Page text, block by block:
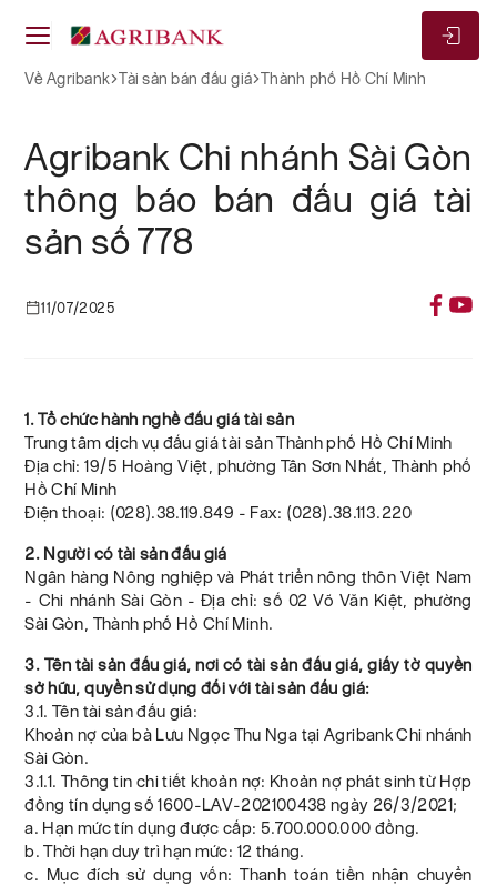
Về Agribank Tài sản bán đấu giá Thành phố Hồ Chí Minh
Agribank Chi nhánh Sài Gòn
thông báo bán đấu giá tài
sản số 778
11/07/2025
1. Tổ chức hành nghề đấu giá tài sản
Trung tâm dịch vụ đấu giá tài sản Thành phố Hồ Chí Minh
Địa chỉ: 19/5 Hoàng Việt, phường Tân Sơn Nhất, Thành phố
Hồ Chí Minh
Điện thoại: (028).38.119.849 - Fax: (028).38.113.220
2. Người có tài sản đấu giá
Ngân hàng Nông nghiệp và Phát triển nông thôn Việt Nam
- Chi nhánh Sài Gòn - Địa chỉ: số 02 Võ Văn Kiệt, phường
Sài Gòn, Thành phố Hồ Chí Minh.
3. Tên tài sản đấu giá, nơi có tài sản đấu giá, giấy tờ quyền
sở hữu, quyền sử dụng đối với tài sản đấu giá:
3.1. Tên tài sản đấu giá:
Khoản nợ của bà Lưu Ngọc Thu Nga tại Agribank Chi nhánh
Sài Gòn.
3.1.1. Thông tin chi tiết khoản nợ: Khoản nợ phát sinh từ Hợp
đồng tín dụng số 1600-LAV-202100438 ngày 26/3/2021;
a. Hạn mức tín dụng được cấp: 5.700.000.000 đồng.
b. Thời hạn duy trì hạn mức: 12 tháng.
c. Mục đích sử dụng vốn: Thanh toán tiền nhận chuyển